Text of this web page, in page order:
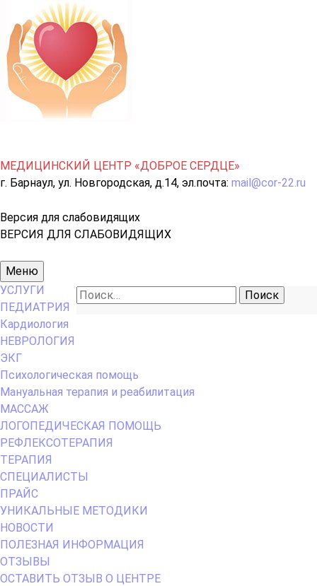
МЕДИЦИНСКИЙ ЦЕНТР «ДОБРОЕ СЕРДЦЕ»
г. Барнаул, ул. Новгородская, д.14, эл.почта: mail@cor-22.ru
Версия для слабовидящих
ВЕРСИЯ ДЛЯ СЛАБОВИДЯЩИХ
Основное
меню
Меню
Найти:
УСЛУГИ
ПЕДИАТРИЯ
Кардиология
НЕВРОЛОГИЯ
ЭКГ
Психологическая помощь
Мануальная терапия и реабилитация
МАССАЖ
ЛОГОПЕДИЧЕСКАЯ ПОМОЩЬ
РЕФЛЕКСОТЕРАПИЯ
ТЕРАПИЯ
СПЕЦИАЛИСТЫ
ПРАЙС
УНИКАЛЬНЫЕ МЕТОДИКИ
НОВОСТИ
ПОЛЕЗНАЯ ИНФОРМАЦИЯ
ОТЗЫВЫ
ОСТАВИТЬ ОТЗЫВ О ЦЕНТРЕ